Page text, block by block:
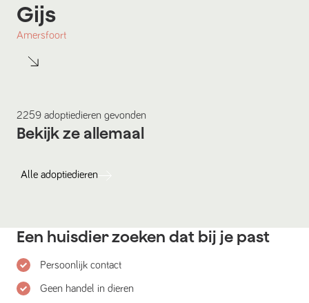
Gijs
Amersfoort
2259 adoptiedieren gevonden
Bekijk ze allemaal
Alle adoptiedieren
Een huisdier zoeken dat bij je past
Persoonlijk contact
Geen handel in dieren